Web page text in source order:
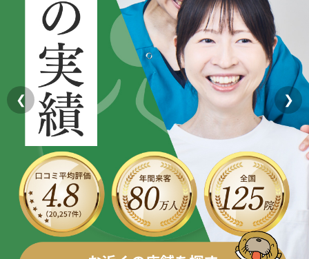
肩こり・首こり
四十肩・五十肩
膝痛・関節痛
股関節の痛み
産後の不調・体型の崩れ
骨盤の傾き・歪み
坐骨神経痛
STORE 店舗一覧
AREA エリアから探す
北海道
札幌エリア（13院）
東北
仙台エリア（4院）
関東
池袋エリア（3院）
新宿エリア（3院）
ABOUT US 私たちについて
こころ整体院グループについて
初めての方へ
giversメソッドGIFT
研究・論文
医師・専門家からの推薦
ご予約はこちら
OUR CONCEPT
とらわれないカラダを。
❮ ❯